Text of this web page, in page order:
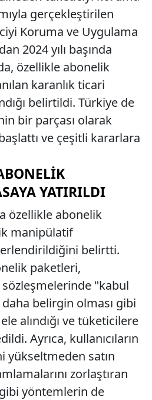
gerçekleştirilen
Koruma ve Uygulama
2024 yılı başında
özellikle abonelik
karanlık ticari
belirtildi. Türkiye de
bir parçası olarak
ve çeşitli kararlara
YATIRILDI
özellikle abonelik
manipülatif
belirtti.
paketleri,
"kabul
belirgin olması gibi
alındığı ve tüketicilere
Ayrıca, kullanıcıların
yükseltmeden satın
zorlaştıran
yöntemlerin de